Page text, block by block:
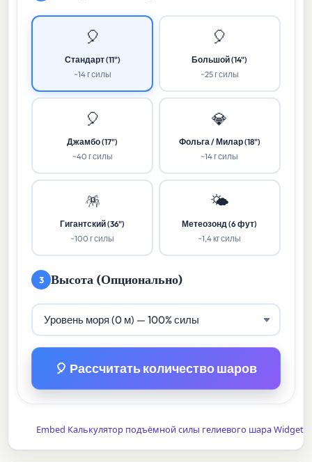
🎈
Стандарт (11")
~14 г силы
🎈
Большой (14")
~25 г силы
🎈
Джамбо (17")
~40 г силы
💎
Фольга / Милар (18")
~14 г силы
🪅
Гигантский (36")
~100 г силы
🌤️
Метеозонд (6 фут)
~1,4 кг силы
3 Высота (Опционально)
🎈 Рассчитать количество шаров
Embed Калькулятор подъёмной силы гелиевого шара Widget